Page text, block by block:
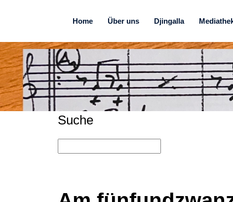
Home Über uns Djingalla
Suche